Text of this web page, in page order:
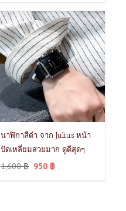
นาฬิกาสีดำ จาก Julius หน้า
ปัดเหลี่ยมสวยมาก ดูดีสุดๆ
1,600฿ 950 ฿